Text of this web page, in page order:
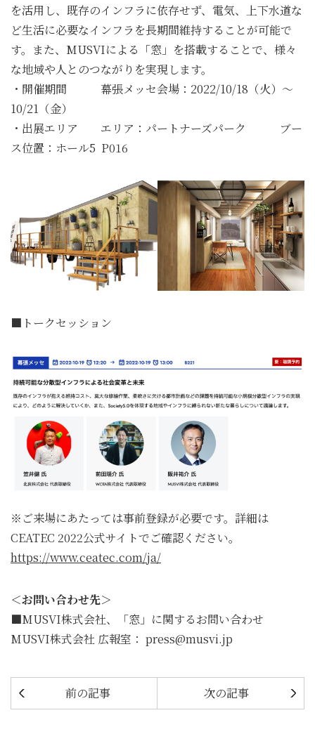
を活用し、既存のインフラに依存せず、電気、上下水道な
ど生活に必要なインフラを長期間維持することが可能で
す。また、MUSVIによる「窓」を搭載することで、様々
な地域や人とのつながりを実現します。
・開催期間 幕張メッセ会場：2022/10/18（火）～
10/21（金）
・出展エリア エリア：パートナーズパーク ブー
ス位置：ホール5 P016
■トークセッション
※ご来場にあたっては事前登録が必要です。詳細は
CEATEC 2022公式サイトでご確認ください。
https://www.ceatec.com/ja/
＜お問い合わせ先＞
■MUSVI株式会社、「窓」に関するお問い合わせ
MUSVI株式会社 広報室： press@musvi.jp
前の記事 次の記事